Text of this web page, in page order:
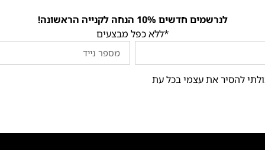
לנרשמים חדשים 10% הנחה לקנייה הראשונה!
*ללא כפל מבצעים
להסיר את עצמי בכל עת